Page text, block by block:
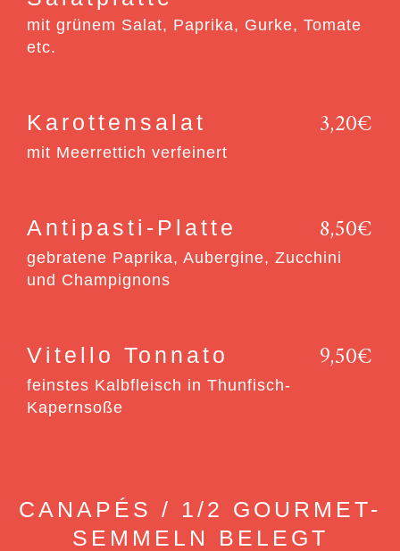
mit grünem Salat, Paprika, Gurke, Tomate
etc.
Karottensalat 3,20€
mit Meerrettich verfeinert
Antipasti-Platte 8,50€
gebratene Paprika, Aubergine, Zucchini
und Champignons
Vitello Tonnato 9,50€
feinstes Kalbfleisch in Thunfisch-
Kapernsoße
CANAPÉS / 1/2 GOURMET-
SEMMELN BELEGT